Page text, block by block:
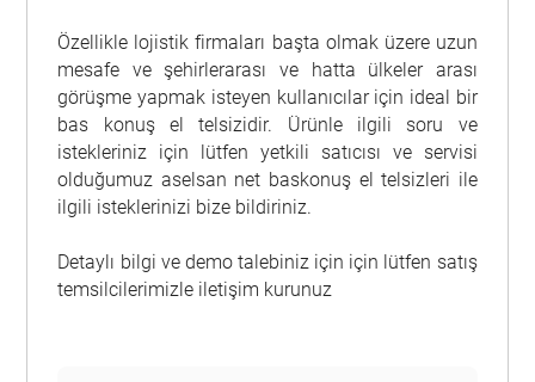
Özellikle lojistik firmaları başta olmak üzere uzun
mesafe ve şehirlerarası ve hatta ülkeler arası
görüşme yapmak isteyen kullanıcılar için ideal bir
bas konuş el telsizidir. Ürünle ilgili soru ve
istekleriniz için lütfen yetkili satıcısı ve servisi
olduğumuz aselsan net baskonuş el telsizleri ile
ilgili isteklerinizi bize bildiriniz.
Detaylı bilgi ve demo talebiniz için için lütfen satış
temsilcilerimizle iletişim kurunuz